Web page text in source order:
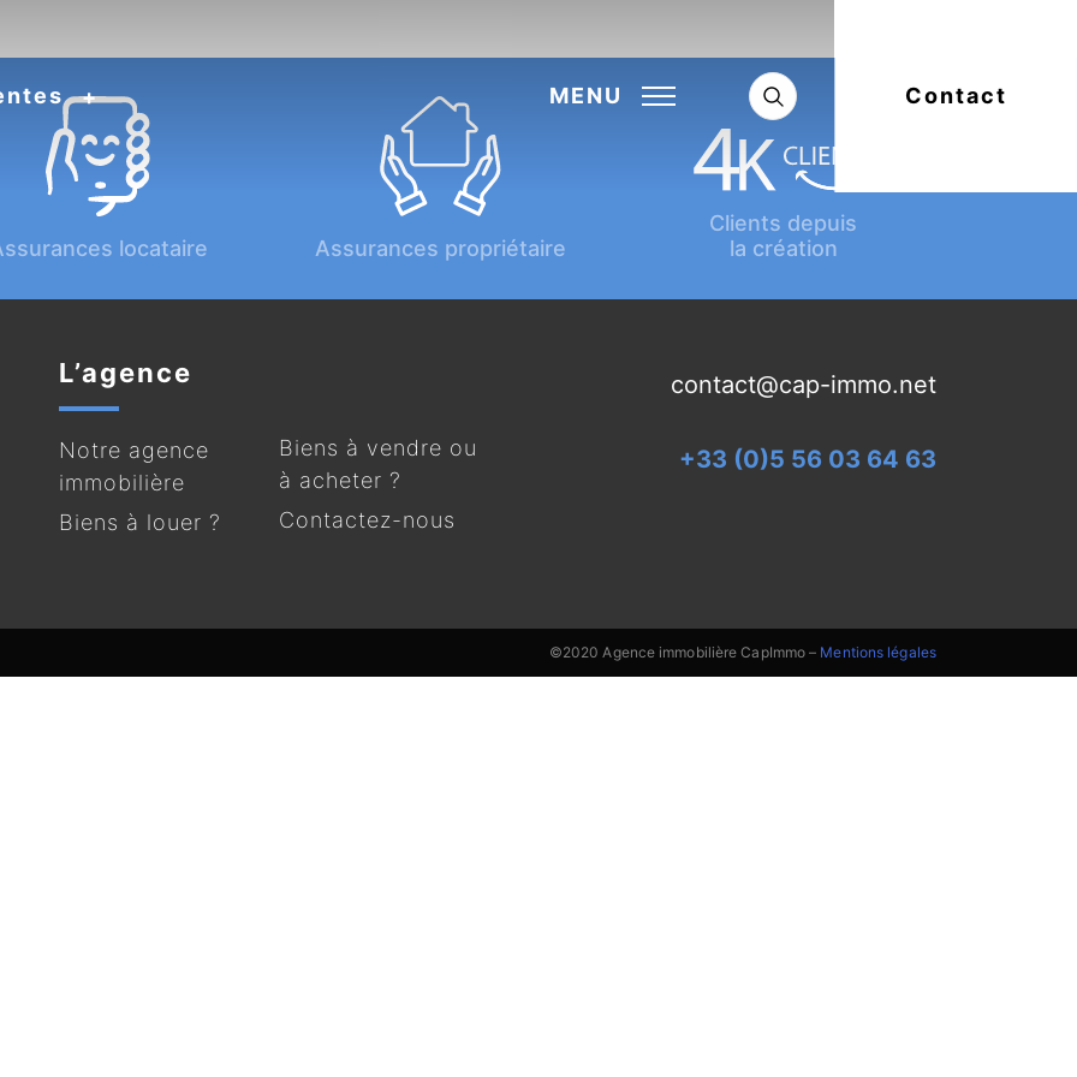
MENU Contact
locataire Assurances propriétaire
Clients depuis
la création
L’agence
Notre agence
immobilière
Biens à louer ?
Biens à vendre ou
à acheter ?
Contactez-nous
contact@cap-immo.net
+33 (0)5 56 03 64 63
©2020 Agence immobilière CapImmo – Mentions légales